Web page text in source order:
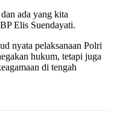
ada yang kita
Elis Suendayati.
nyata pelaksanaan Polri
hukum, tetapi juga
di tengah